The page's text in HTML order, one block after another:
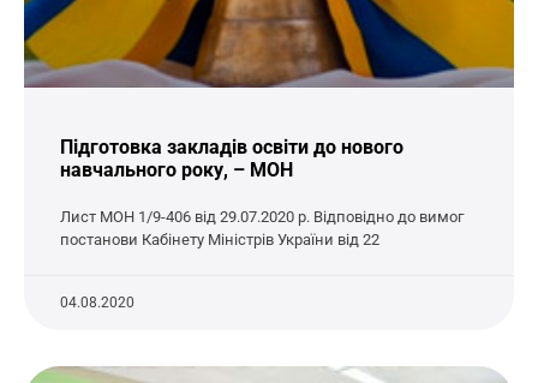
Підготовка закладів освіти до нового
навчального року, – МОН
Лист МОН 1/9-406 від 29.07.2020 р. Відповідно до вимог
постанови Кабінету Міністрів України від 22
04.08.2020